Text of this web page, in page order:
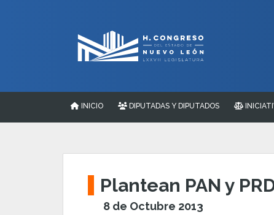
INICIO DIPUTADAS Y DIPUTADOS
Plantean PAN y
8 de Octubre 2013